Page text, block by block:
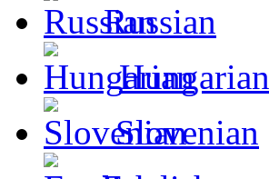
Russian
Hungarian
Slovenian